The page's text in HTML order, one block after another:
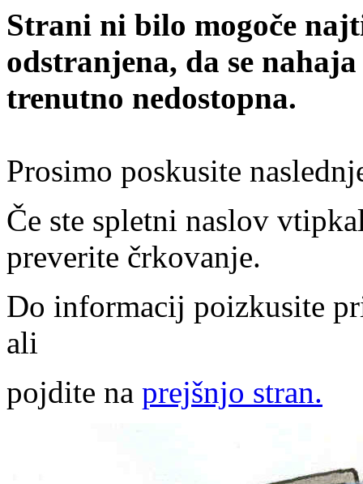
Strani ni bilo mogoče
odstranjena, da se
trenutno nedostopna.
Prosimo poskusite
Če ste spletni naslov
preverite črkovanje.
Do informacij poizkusite
ali
pojdite na prejšnjo stran.